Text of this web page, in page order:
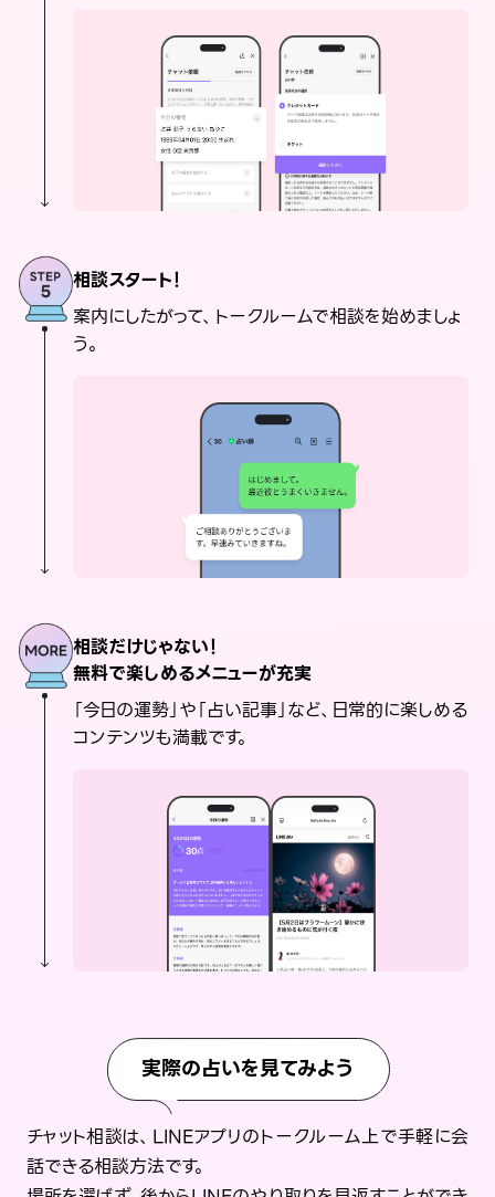
相談スタート！
案内にしたがって、トークルームで相談を始めましょ
う。
相談だけじゃない！
無料で楽しめるメニューが充実
「今日の運勢」や「占い記事」など、日常的に楽しめる
コンテンツも満載です。
実際の占いを見てみよう
チャット相談は、LINEアプリのトークルーム上で手軽に会
話できる相談方法です。